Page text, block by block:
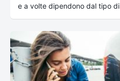
e a volte dipendono dal tipo